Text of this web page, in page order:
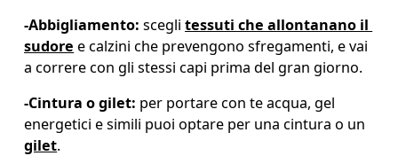
-Abbigliamento: scegli tessuti che allontanano il
sudore e calzini che prevengono sfregamenti, e vai
a correre con gli stessi capi prima del gran giorno.
-Cintura o gilet: per portare con te acqua, gel
energetici e simili puoi optare per una cintura o un
gilet.